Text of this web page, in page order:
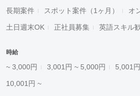
長期案件 スポット案件（1ヶ月） オ
土日週末OK 正社員募集 英語スキル
時給
~ 3,000円 3,001円 ~ 5,000円 5,001
10,001円 ~